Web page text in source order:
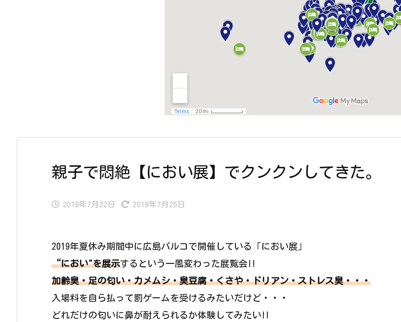
親子で悶絶【におい展】でクンクンしてきた。
2019年7月22日 2019年7月25日
2019年夏休み期間中に広島パルコで開催している「におい展」
“におい"を展示するという一風変わった展覧会!!
加齢臭・足の匂い・カメムシ・臭豆腐・くさや・ドリアン・ストレス臭・・・
入場料を自ら払って罰ゲームを受けるみたいだけど・・・
どれだけの匂いに鼻が耐えられるか体験してみたい!!